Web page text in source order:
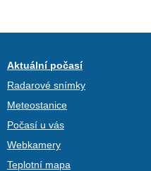
Aktuální počasí
Radarové snímky
Meteostanice
Počasí u vás
Webkamery
Teplotní mapa